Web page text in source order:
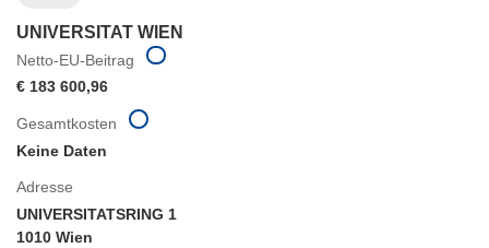
UNIVERSITAT WIEN
Netto-EU-Beitrag
€ 183 600,96
Adresse
UNIVERSITATSRING 1
1010 Wien
Gesamtkosten
Keine Daten